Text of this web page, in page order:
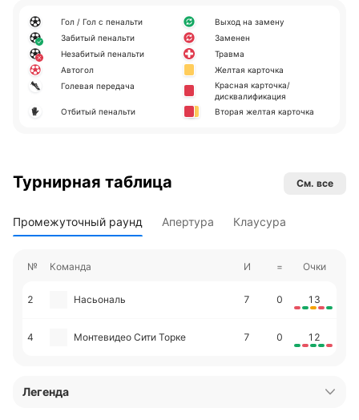
Гол / Гол с пенальти
Забитый пенальти
Незабитый пенальти
Автогол
Голевая передача
Отбитый пенальти
Выход на замену
Заменен
Травма
Желтая карточка
Красная карточка/
дисквалификация
Вторая желтая карточка
Турнирная таблица См. все
Промежуточный раунд Апертура Клаусура
№ Команда И = Очки
2 Насьональ 7 0 13
4 Монтевидео Сити Торке 7 0 12
Легенда